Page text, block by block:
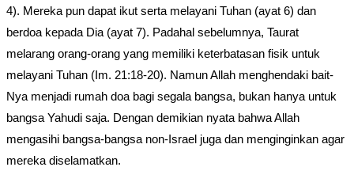
4). Mereka pun dapat ikut serta melayani Tuhan (ayat 6) dan
berdoa kepada Dia (ayat 7). Padahal sebelumnya, Taurat
melarang orang-orang yang memiliki keterbatasan fisik untuk
melayani Tuhan (Im. 21:18-20). Namun Allah menghendaki bait-
Nya menjadi rumah doa bagi segala bangsa, bukan hanya untuk
bangsa Yahudi saja. Dengan demikian nyata bahwa Allah
mengasihi bangsa-bangsa non-Israel juga dan menginginkan agar
mereka diselamatkan.